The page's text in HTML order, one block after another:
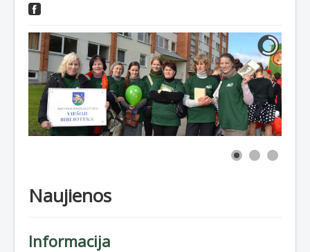
Naujienos
Informacija